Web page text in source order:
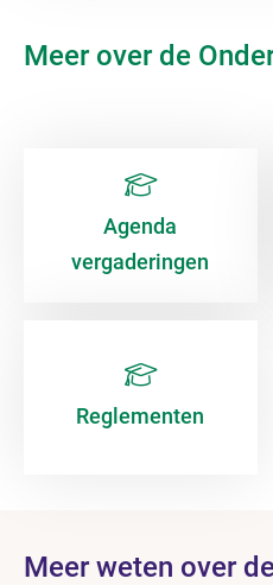
Meer over de
Agenda
vergaderingen
Reglementen
Meer weten over